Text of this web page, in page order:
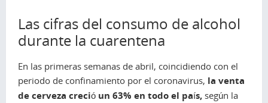
Las cifras del consumo de alcohol
durante la cuarentena
En las primeras semanas de abril, coincidiendo con el
periodo de confinamiento por el coronavirus, la venta
de cerveza creció un 63% en todo el país, según la